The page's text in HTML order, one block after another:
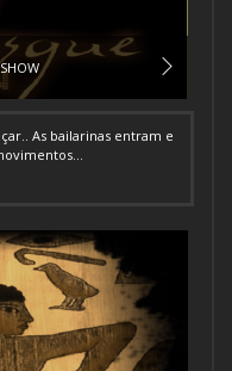
As bailarinas entram e